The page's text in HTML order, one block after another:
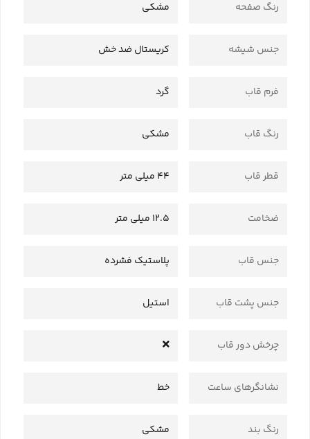
رنگ صفحه مشکی
جنس شیشه کریستال ضد خش
فرم قاب گرد
رنگ قاب مشکی
قطر قاب 44 میلی متر
ضخامت 12.5 میلی متر
جنس قاب پلاستیک فشرده
جنس پشت قاب استیل
چرخش دور قاب
نشانگرهای ساعت خط
رنگ بند مشکی